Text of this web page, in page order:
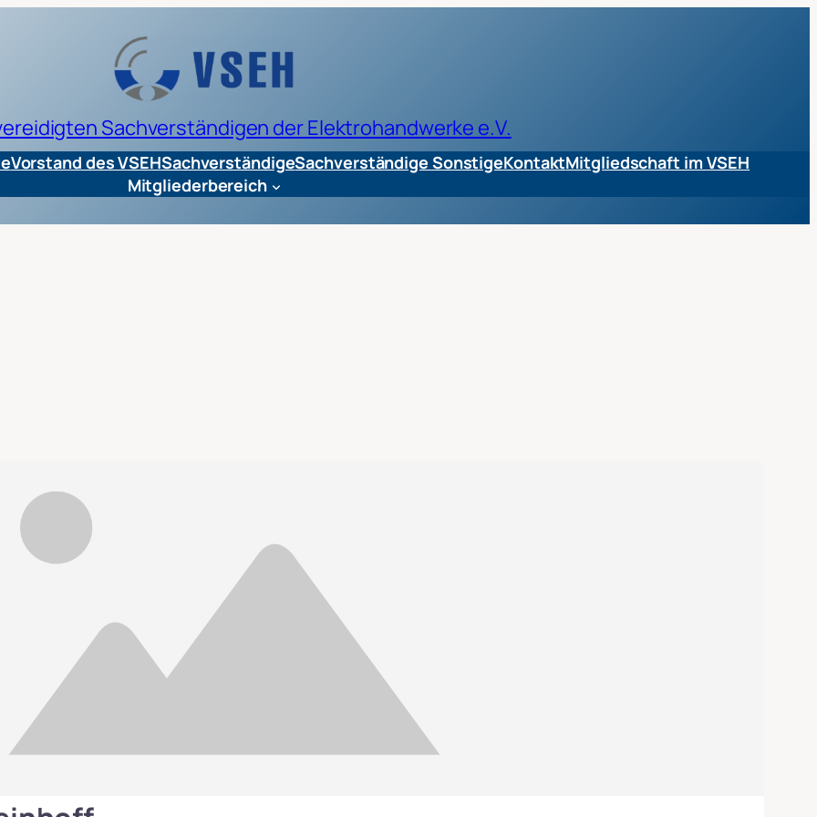
Sachverständigen der Elektrohandwerke e.V.
Vorstand des VSEHSachverständigeSachverständige SonstigeKontaktMitgliedschaft im VSEH
Mitgliederbereich